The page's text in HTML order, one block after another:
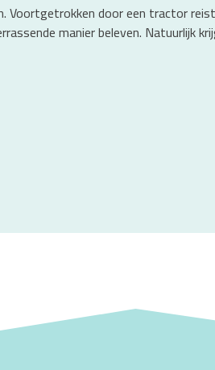
door een tractor
manier beleven. Natuurlijk